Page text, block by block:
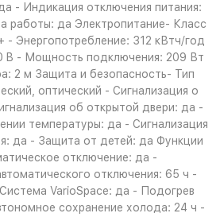
- Индикация отключения питания:
работы: да Электропитание- Класс
- Энергопотребление: 312 кВтч/год
B - Мощность подключения: 209 Вт
2 м Защита и безопасность- Тип
оптический - Сигнализация о
об открытой двери: да -
температуры: да - Сигнализация
да - Защита от детей: да Функции
отключение: да -
отключения: 65 ч -
VarioSpace: да - Подогрев
сохранение холода: 24 ч -